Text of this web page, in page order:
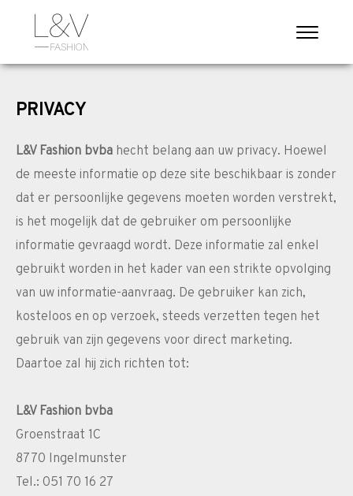
PRIVACY
L&V Fashion bvba hecht belang aan uw privacy. Hoewel
de meeste informatie op deze site beschikbaar is zonder
dat er persoonlijke gegevens moeten worden verstrekt,
is het mogelijk dat de gebruiker om persoonlijke
informatie gevraagd wordt. Deze informatie zal enkel
gebruikt worden in het kader van een strikte opvolging
van uw informatie-aanvraag. De gebruiker kan zich,
kosteloos en op verzoek, steeds verzetten tegen het
gebruik van zijn gegevens voor direct marketing.
Daartoe zal hij zich richten tot:
L&V Fashion bvba
Groenstraat 1C
8770 Ingelmunster
Tel.: 051 70 16 27